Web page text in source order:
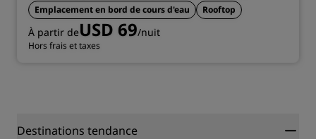
Emplacement en bord de cours d'eau
Rooftop
À partir deUSD 69/nuit
Hors frais et taxes
Destinations tendance